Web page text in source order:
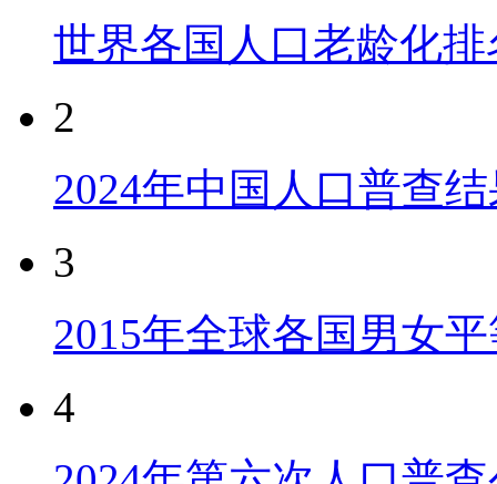
世界各国人口老龄化
2
2024年中国人口普查
3
2015年全球各国男女
4